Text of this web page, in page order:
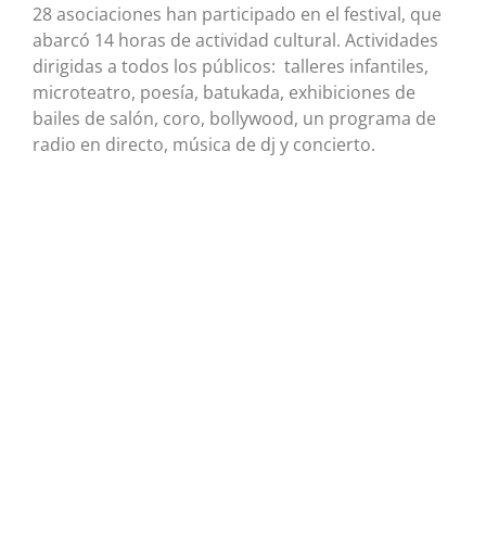
28 asociaciones han participado en el festival, que
abarcó 14 horas de actividad cultural. Actividades
dirigidas a todos los públicos: talleres infantiles,
microteatro, poesía, batukada, exhibiciones de
bailes de salón, coro, bollywood, un programa de
radio en directo, música de dj y concierto.